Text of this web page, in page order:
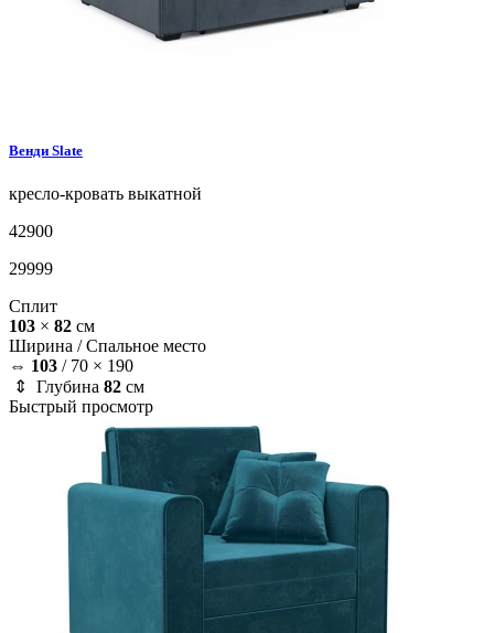
Венди Slate
кресло-кровать выкатной
42900
29999
Сплит
103 × 82 см
Ширина /Спальное место
⇔ 103 / 70 × 190
⇕ Глубина 82 см
Быстрый просмотр